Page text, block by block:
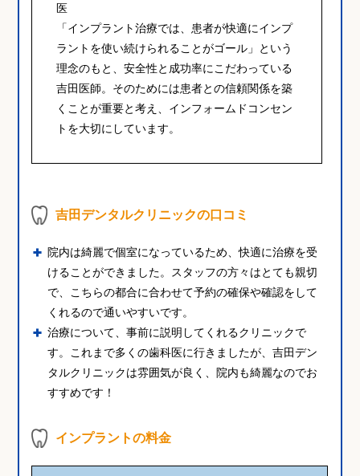
医
「インプラント治療では、患者が快適にインプ
ラントを使い続けられることがゴール」という
理念のもと、安全性と成功率にこだわっている
吉田医師。そのためには患者との信頼関係を築
くことが重要と考え、インフォームドコンセン
トを大切にしています。
吉田デンタルクリニックの口コミ
院内は綺麗で個室になっているため、快適に治療を受
けることができました。スタッフの方々はとても親切
で、こちらの都合に合わせて予約の確保や確認をして
くれるので通いやすいです。
治療について、事前に説明してくれるクリニックで
す。これまで多くの歯科医に行きましたが、吉田デン
タルクリニックは雰囲気が良く、院内も綺麗なのでお
すすめです！
インプラントの料金